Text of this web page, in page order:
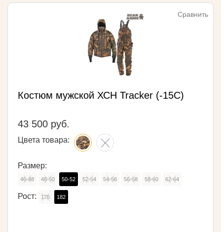
Сравнить
Костюм мужской ХСН Tracker (-15С)
43 500 руб.
Цвета товара:
Размер:
46-48 48-50 50-52 52-54 54-56 56-58 58-60 62-64
Рост: 176 182